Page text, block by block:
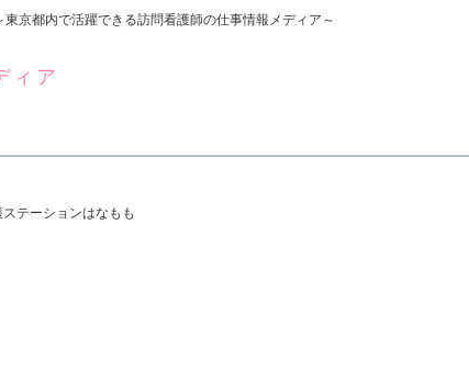
東京都内で活躍できる訪問看護師の仕事情報メディア～
ィア
テーションはなもも